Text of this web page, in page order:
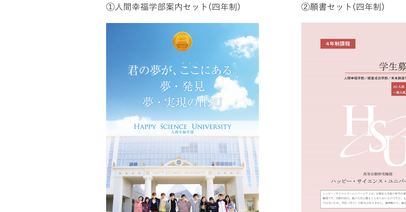
①人間幸福学部案内セット(四年制) ②願書セット(四年制)